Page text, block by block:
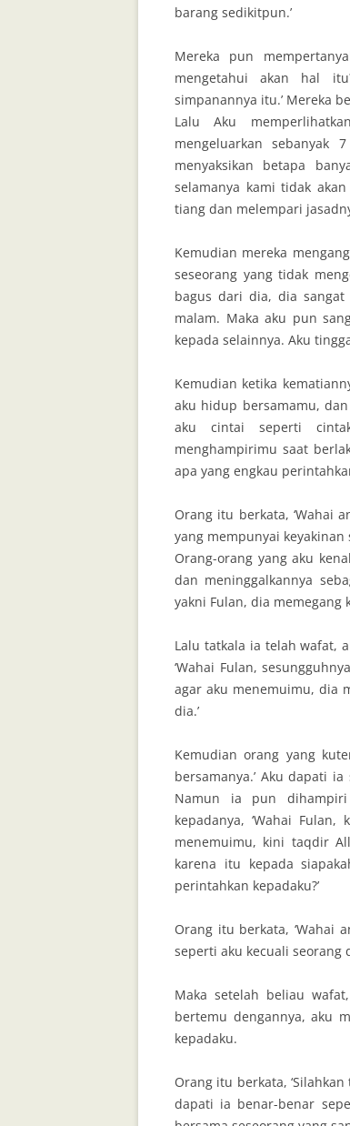
barang sedikitpun.’
Mereka pun
mengetahui akan hal
simpanannya itu.’ Mereka
Lalu Aku
mengeluarkan sebanyak
menyaksikan betapa
selamanya kami tidak
tiang dan melempari
Kemudian mereka
seseorang yang tidak
bagus dari dia, dia
malam. Maka aku pun
kepada selainnya. Aku
Kemudian ketika
aku hidup bersamamu,
aku cintai seperti
menghampirimu saat
apa yang engkau
Orang itu berkata, ‘Wahai
yang mempunyai keyakinan
Orang-orang yang aku
dan meninggalkannya
yakni Fulan, dia memegang
Lalu tatkala ia telah wafat,
‘Wahai Fulan,
agar aku menemuimu, dia
dia.’
Kemudian orang yang
bersamanya.’ Aku dapati
Namun ia pun dihampiri
kepadanya, ‘Wahai
menemuimu, kini taqdir
karena itu kepada
perintahkan kepadaku?’
Orang itu berkata, ‘Wahai
seperti aku kecuali seorang
Maka setelah beliau
bertemu dengannya, aku
kepadaku.
Orang itu berkata,
dapati ia benar-benar